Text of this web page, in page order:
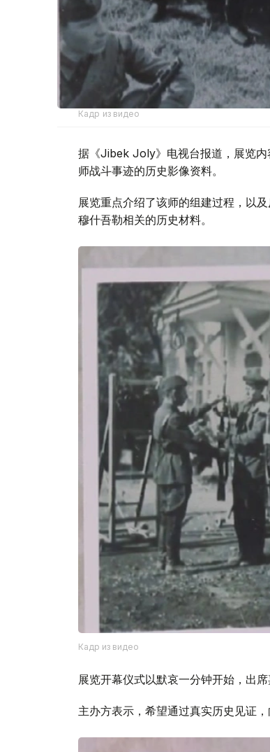
Кадр из видео
据《Jibek Joly》电视台报道，展览内
师战斗事迹的历史影像资料。
展览重点介绍了该师的组建过程，以
穆什吾勒相关的历史材料。
Кадр из видео
展览开幕仪式以默哀一分钟开始，出
主办方表示，希望通过真实历史见证